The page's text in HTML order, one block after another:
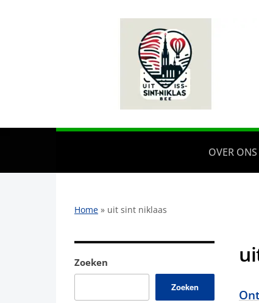
OVER ONS
Home » uit sint niklaas
Zoeken
Zoeken